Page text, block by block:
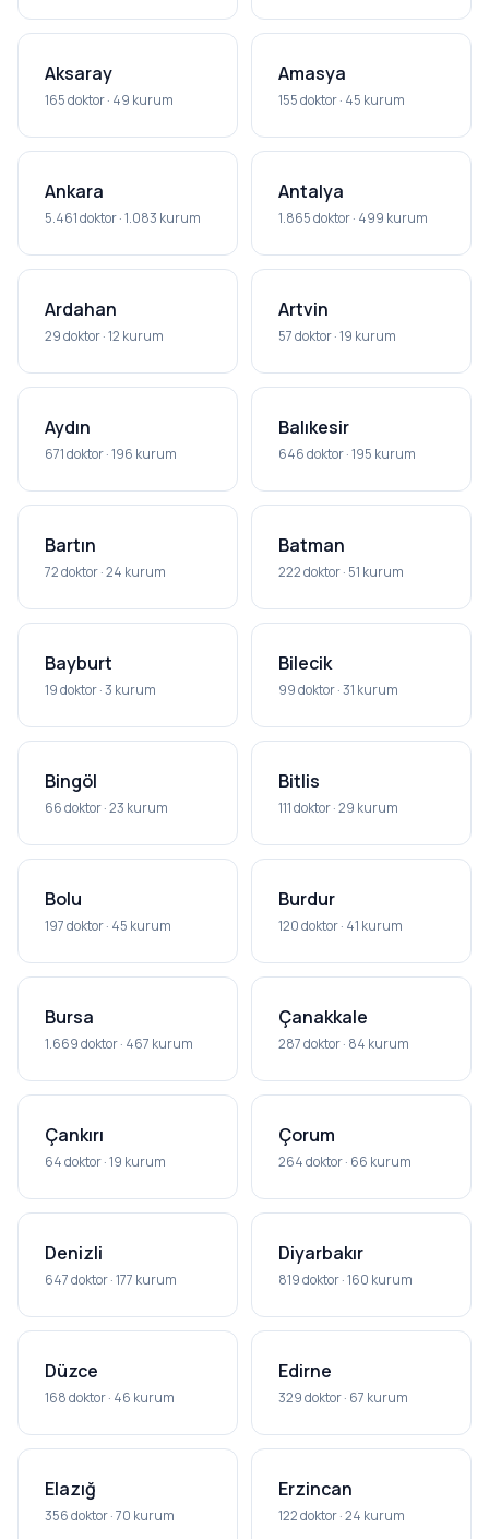
Aksaray
165 doktor · 49 kurum
Amasya
155 doktor · 45 kurum
Ankara
5.461 doktor · 1.083 kurum
Antalya
1.865 doktor · 499 kurum
Ardahan
29 doktor · 12 kurum
Artvin
57 doktor · 19 kurum
Aydın
671 doktor · 196 kurum
Balıkesir
646 doktor · 195 kurum
Bartın
72 doktor · 24 kurum
Batman
222 doktor · 51 kurum
Bayburt
19 doktor · 3 kurum
Bilecik
99 doktor · 31 kurum
Bingöl
66 doktor · 23 kurum
Bitlis
111 doktor · 29 kurum
Bolu
197 doktor · 45 kurum
Burdur
120 doktor · 41 kurum
Bursa
1.669 doktor · 467 kurum
Çanakkale
287 doktor · 84 kurum
Çankırı
64 doktor · 19 kurum
Çorum
264 doktor · 66 kurum
Denizli
647 doktor · 177 kurum
Diyarbakır
819 doktor · 160 kurum
Düzce
168 doktor · 46 kurum
Edirne
329 doktor · 67 kurum
Elazığ
356 doktor · 70 kurum
Erzincan
122 doktor · 24 kurum